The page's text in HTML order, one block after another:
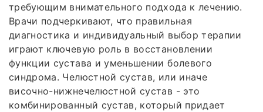
требующим внимательного подхода к лечению.
Врачи подчеркивают, что правильная
диагностика и индивидуальный выбор терапии
играют ключевую роль в восстановлении
функции сустава и уменьшении болевого
синдрома. Челюстной сустав, или иначе
височно-нижнечелюстной сустав - это
комбинированный сустав, который придает